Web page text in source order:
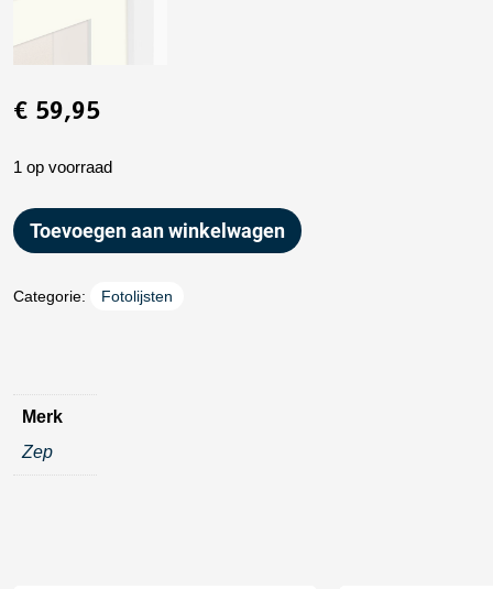
€ 59,95
1 op voorraad
Toevoegen aan winkelwagen
Categorie: Fotolijsten
Merk
Zep